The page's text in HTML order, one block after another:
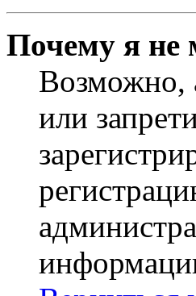
Почему я не
Возможно,
или